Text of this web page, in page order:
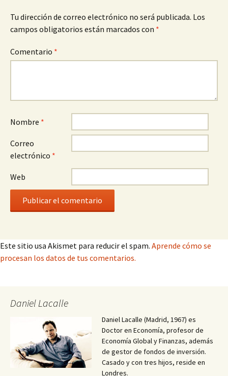
Tu dirección de correo electrónico no será publicada. Los
campos obligatorios están marcados con *
Comentario *
Nombre *
Correo
electrónico *
Web
Este sitio usa Akismet para reducir el spam. Aprende cómo se
procesan los datos de tus comentarios.
Daniel Lacalle
Daniel Lacalle (Madrid, 1967) es
Doctor en Economía, profesor de
Economía Global y Finanzas, además
de gestor de fondos de inversión.
Casado y con tres hijos, reside en
Londres.